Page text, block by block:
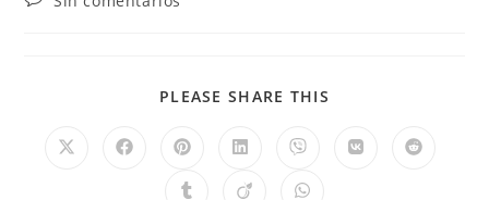
PLEASE SHARE THIS